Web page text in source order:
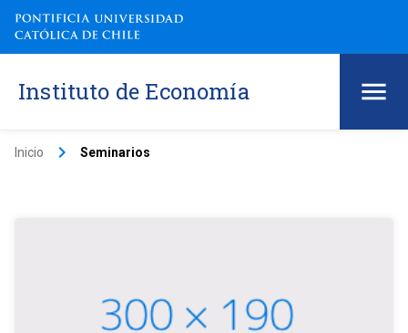
Instituto de Economía
Inicio keyboard_arrow_right Seminarios